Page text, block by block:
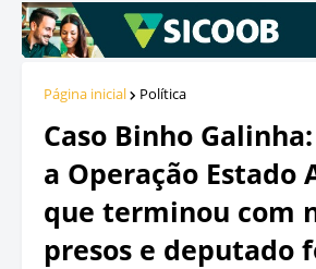
Página inicial Política
Caso Binho
a Operação Estado
que terminou com
presos e deputado